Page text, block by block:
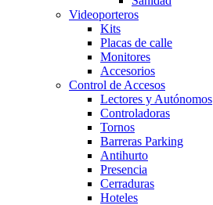
Videoporteros
Kits
Placas de calle
Monitores
Accesorios
Control de Accesos
Lectores y Autónomos
Controladoras
Tornos
Barreras Parking
Antihurto
Presencia
Cerraduras
Hoteles